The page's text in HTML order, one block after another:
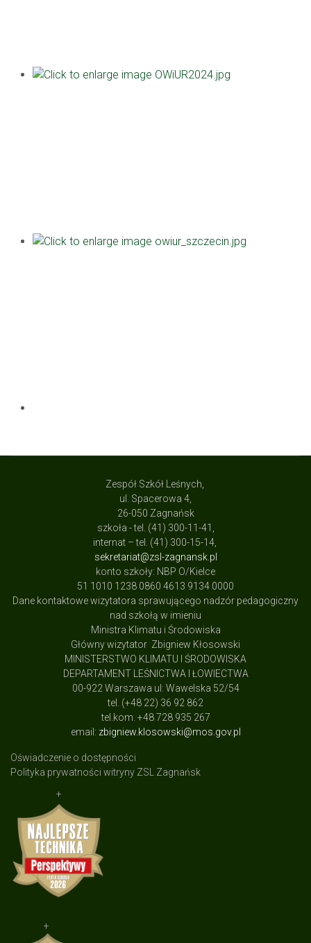
Zespół Szkół Leśnych,
ul. Spacerowa 4,
26-050 Zagnańsk
szkoła - tel. (41) 300-11-41,
internat – tel. (41) 300-15-14,
sekretariat@zsl-zagnansk.pl
konto szkoły: NBP O/Kielce
51 1010 1238 0860 4613 9134 0000
Dane kontaktowe wizytatora sprawującego nadzór pedagogiczny
nad szkołą w imieniu
Ministra Klimatu i Środowiska
Główny wizytator Zbigniew Kłosowski
MINISTERSTWO KLIMATU I ŚRODOWISKA
DEPARTAMENT LEŚNICTWA I ŁOWIECTWA
00-922 Warszawa ul: Wawelska 52/54
tel. (+48 22) 36 92 862
tel.kom. +48 728 935 267
email: zbigniew.klosowski@mos.gov.pl
Oświadczenie o dostępności
Polityka prywatności witryny ZSL Zagnańsk
+
+